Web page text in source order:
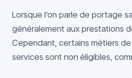
Lorsque l’on parle de portage
généralement aux prestations
Cependant, certains métiers
services sont non éligibles,